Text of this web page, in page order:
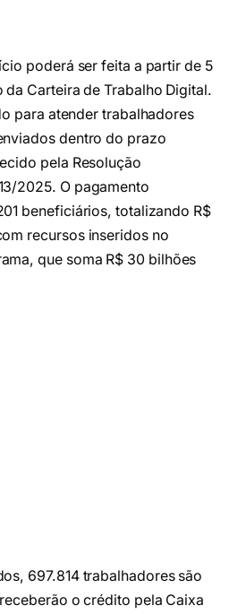
poderá ser feita a partir de 5
Carteira de Trabalho Digital.
para atender trabalhadores
dentro do prazo
pela Resolução
2025. O pagamento
beneficiários, totalizando R$
recursos inseridos no
que soma R$ 30 bilhões
697.814 trabalhadores são
o crédito pela Caixa